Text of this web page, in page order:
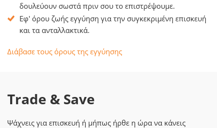
δουλεύουν σωστά πριν σου το επιστρέψουμε.
Εφ' όρου ζωής εγγύηση για την συγκεκριμένη επισκευή
και τα ανταλλακτικά.
Διάβασε τους όρους της εγγύησης
Trade & Save
Ψάχνεις για επισκευή ή μήπως ήρθε η ώρα να κάνεις